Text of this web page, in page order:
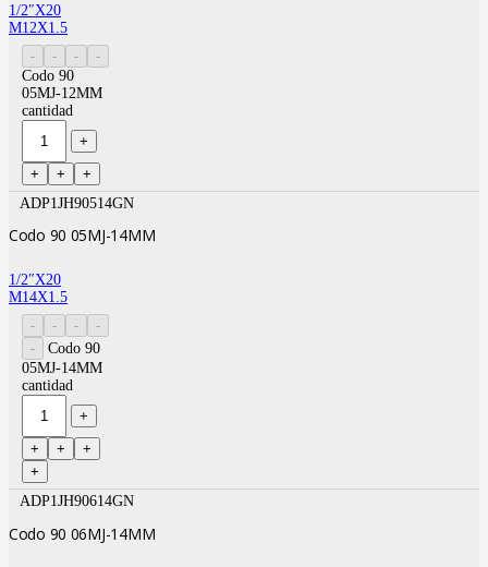
1/2″X20
M12X1.5
Codo 90
05MJ-12MM
cantidad
ADP1JH90514GN
Codo 90 05MJ-14MM
1/2″X20
M14X1.5
Codo 90
05MJ-14MM
cantidad
ADP1JH90614GN
Codo 90 06MJ-14MM